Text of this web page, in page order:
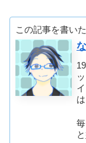
この記事を書い